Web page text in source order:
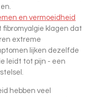
en vermoeidheid
klagen dat
extreme
lijken dezelfde
leidt tot pijn - een
hebben veel